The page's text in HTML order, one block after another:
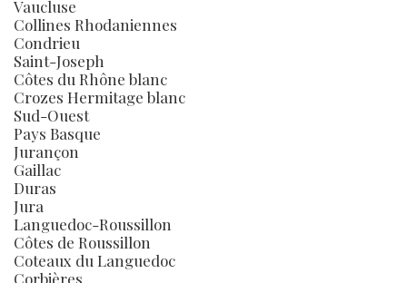
Vaucluse
Collines Rhodaniennes
Condrieu
Saint-Joseph
Côtes du Rhône blanc
Crozes Hermitage blanc
Sud-Ouest
Pays Basque
Jurançon
Gaillac
Duras
Jura
Languedoc-Roussillon
Côtes de Roussillon
Coteaux du Languedoc
Corbières